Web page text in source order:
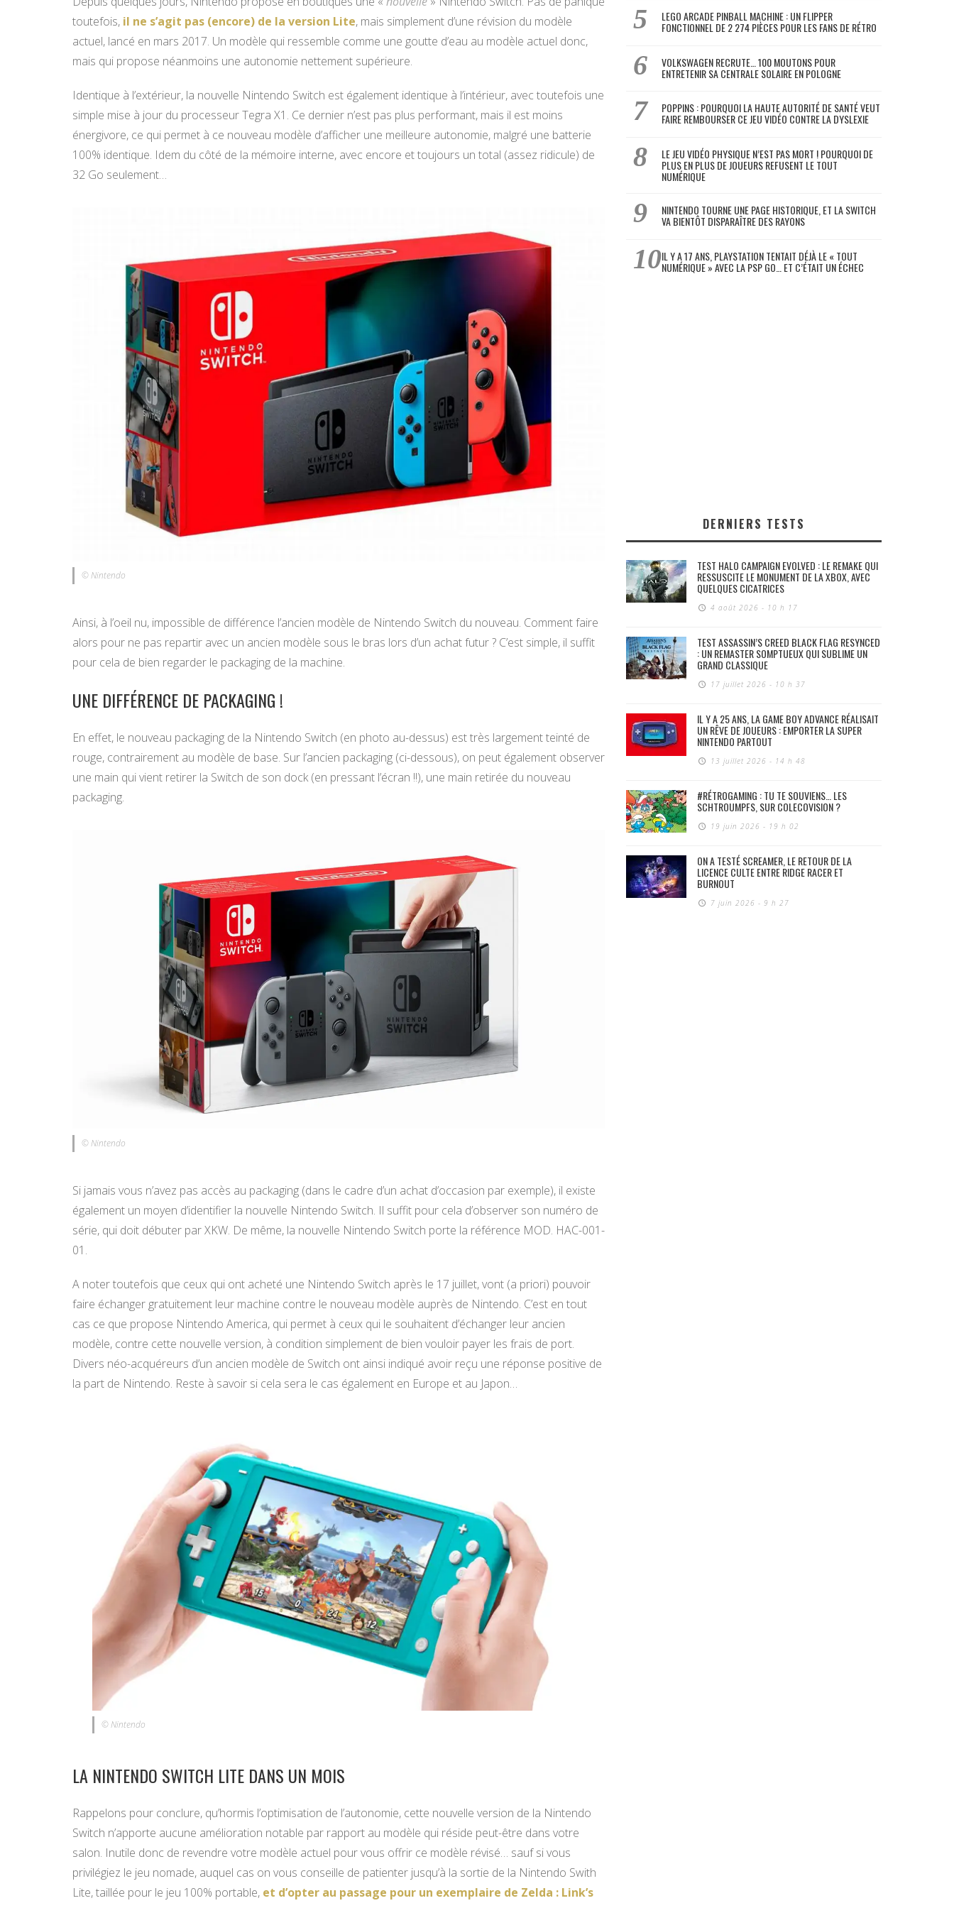
toutefois, il ne s’agit pas (encore) de la version Lite, mais simplement d’une révision du modèle
actuel, lancé en mars 2017. Un modèle qui ressemble comme une goutte d’eau au modèle actuel donc,
mais qui propose néanmoins une autonomie nettement supérieure.
Identique à l’extérieur, la nouvelle Nintendo Switch est également identique à l’intérieur, avec toutefois une
simple mise à jour du processeur Tegra X1. Ce dernier n’est pas plus performant, mais il est moins
énergivore, ce qui permet à ce nouveau modèle d’afficher une meilleure autonomie, malgré une batterie
100% identique. Idem du côté de la mémoire interne, avec encore et toujours un total (assez ridicule) de
32 Go seulement…
© Nintendo
Ainsi, à l’oeil nu, impossible de différence l’ancien modèle de Nintendo Switch du nouveau. Comment faire
alors pour ne pas repartir avec un ancien modèle sous le bras lors d’un achat futur ? C’est simple, il suffit
pour cela de bien regarder le packaging de la machine.
UNE DIFFÉRENCE DE PACKAGING !
En effet, le nouveau packaging de la Nintendo Switch (en photo au-dessus) est très largement teinté de
rouge, contrairement au modèle de base. Sur l’ancien packaging (ci-dessous), on peut également observer
une main qui vient retirer la Switch de son dock (en pressant l’écran !!), une main retirée du nouveau
packaging.
© Nintendo
Si jamais vous n’avez pas accès au packaging (dans le cadre d’un achat d’occasion par exemple), il existe
également un moyen d’identifier la nouvelle Nintendo Switch. Il suffit pour cela d’observer son numéro de
série, qui doit débuter par XKW. De même, la nouvelle Nintendo Switch porte la référence MOD. HAC-001-
01.
A noter toutefois que ceux qui ont acheté une Nintendo Switch après le 17 juillet, vont (a priori) pouvoir
faire échanger gratuitement leur machine contre le nouveau modèle auprès de Nintendo. C’est en tout
cas ce que propose Nintendo America, qui permet à ceux qui le souhaitent d’échanger leur ancien
modèle, contre cette nouvelle version, à condition simplement de bien vouloir payer les frais de port.
Divers néo-acquéreurs d’un ancien modèle de Switch ont ainsi indiqué avoir reçu une réponse positive de
la part de Nintendo. Reste à savoir si cela sera le cas également en Europe et au Japon…
© Nintendo
LA NINTENDO SWITCH LITE DANS UN MOIS
Rappelons pour conclure, qu’hormis l’optimisation de l’autonomie, cette nouvelle version de la Nintendo
Switch n’apporte aucune amélioration notable par rapport au modèle qui réside peut-être dans votre
salon. Inutile donc de revendre votre modèle actuel pour vous offrir ce modèle révisé… sauf si vous
privilégiez le jeu nomade, auquel cas on vous conseille de patienter jusqu’à la sortie de la Nintendo Swith
Lite, taillée pour le jeu 100% portable, et d’opter au passage pour un exemplaire de Zelda : Link’s
LEGO ARCADE PINBALL MACHINE : UN FLIPPER
FONCTIONNEL DE 2 274 PIÈCES POUR LES FANS DE RÉTRO
VOLKSWAGEN RECRUTE… 100 MOUTONS POUR
ENTRETENIR SA CENTRALE SOLAIRE EN POLOGNE
POPPINS : POURQUOI LA HAUTE AUTORITÉ DE SANTÉ VEUT
FAIRE REMBOURSER CE JEU VIDÉO CONTRE LA DYSLEXIE
LE JEU VIDÉO PHYSIQUE N’EST PAS MORT ! POURQUOI DE
PLUS EN PLUS DE JOUEURS REFUSENT LE TOUT
NUMÉRIQUE
NINTENDO TOURNE UNE PAGE HISTORIQUE, ET LA SWITCH
VA BIENTÔT DISPARAÎTRE DES RAYONS
IL Y A 17 ANS, PLAYSTATION TENTAIT DÉJÀ LE « TOUT
NUMÉRIQUE » AVEC LA PSP GO… ET C’ÉTAIT UN ÉCHEC
DERNIERS TESTS
TEST HALO CAMPAIGN EVOLVED : LE REMAKE QUI
RESSUSCITE LE MONUMENT DE LA XBOX, AVEC
QUELQUES CICATRICES
4 août 2026 - 10 h 17
TEST ASSASSIN’S CREED BLACK FLAG RESYNCED
: UN REMASTER SOMPTUEUX QUI SUBLIME UN
GRAND CLASSIQUE
17 juillet 2026 - 10 h 37
IL Y A 25 ANS, LA GAME BOY ADVANCE RÉALISAIT
UN RÊVE DE JOUEURS : EMPORTER LA SUPER
NINTENDO PARTOUT
13 juillet 2026 - 14 h 48
#RÉTROGAMING : TU TE SOUVIENS… LES
SCHTROUMPFS, SUR COLECOVISION ?
19 juin 2026 - 19 h 02
ON A TESTÉ SCREAMER, LE RETOUR DE LA
LICENCE CULTE ENTRE RIDGE RACER ET
BURNOUT
7 juin 2026 - 9 h 27